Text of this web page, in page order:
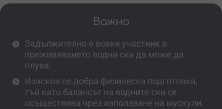
Важно
Задължително е всеки участник в
преживяването водни ски да може да
плува.
Изисква се добра физическа подготовка,
тъй като балансът на водните ски се
осъществява чрез използване на мускули.